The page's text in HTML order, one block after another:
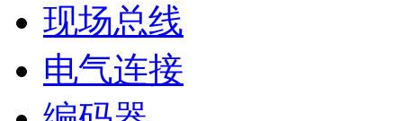
现场总线
电气连接